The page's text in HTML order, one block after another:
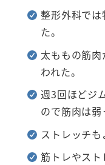
整形外科で
た。
太ももの筋
われた。
週3回ほどジ
ので筋肉は弱
ストレッチも
筋トレやス